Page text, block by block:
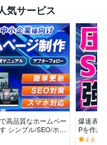
気サービス
高品質なホームペー
シンプル/SEO/ホー
ゃれ/スタイリッシ
爆速表
Pを作成
4.8